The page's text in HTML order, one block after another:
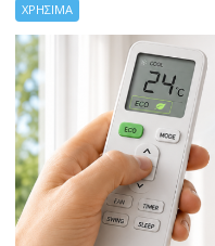
ΧΡΗΣΙΜΑ